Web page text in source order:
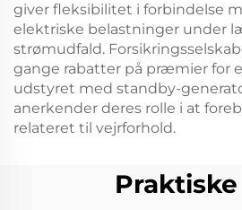
giver fleksibilitet i forbindelse
elektriske belastninger under
strømudfald.
gange rabatter på præmier for
udstyret med standby-
anerkender deres rolle i at
relateret til vejrforhold.